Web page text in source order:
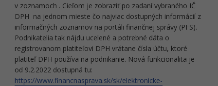
v zoznamoch . Cieľom je zobraziť po zadaní vybraného IČ
DPH na jednom mieste čo najviac dostupných informácií z
informačných zoznamov na portáli finančnej správy (PFS).
Podnikatelia tak nájdu ucelené a potrebné dáta o
registrovanom platiteľovi DPH vrátane čísla účtu, ktoré
platiteľ DPH používa na podnikanie. Nová funkcionalita je
od 9.2.2022 dostupná tu:
https://www.financnasprava.sk/sk/elektronicke-